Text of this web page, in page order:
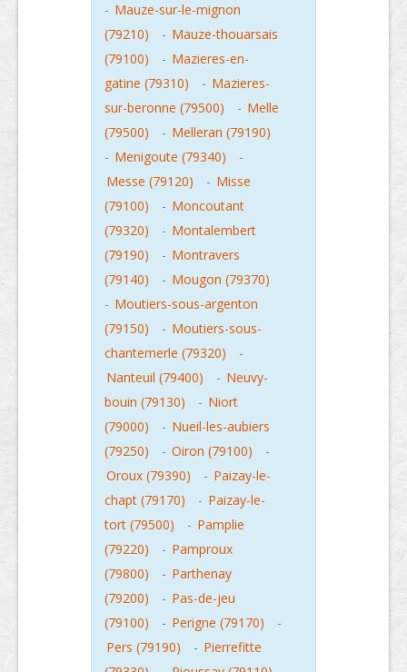
- Mauze-sur-le-mignon
(79210)
- Mauze-thouarsais
(79100)
- Mazieres-en-
gatine (79310)
- Mazieres-
sur-beronne (79500)
- Melle
(79500)
- Melleran (79190)
- Menigoute (79340)
-
Messe (79120)
- Misse
(79100)
- Moncoutant
(79320)
- Montalembert
(79190)
- Montravers
(79140)
- Mougon (79370)
- Moutiers-sous-argenton
(79150)
- Moutiers-sous-
chantemerle (79320)
-
Nanteuil (79400)
- Neuvy-
bouin (79130)
- Niort
(79000)
- Nueil-les-aubiers
(79250)
- Oiron (79100)
-
Oroux (79390)
- Paizay-le-
chapt (79170)
- Paizay-le-
tort (79500)
- Pamplie
(79220)
- Pamproux
(79800)
- Parthenay
(79200)
- Pas-de-jeu
(79100)
- Perigne (79170)
-
Pers (79190)
- Pierrefitte